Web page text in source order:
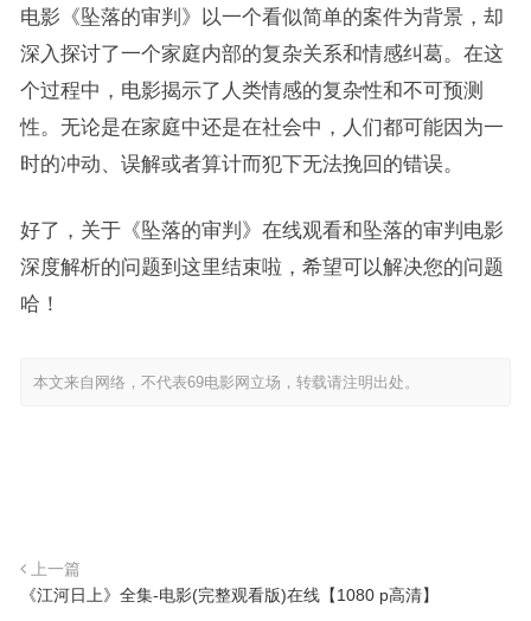
电影《坠落的审判》以一个看似简单的案件为背景，却
深入探讨了一个家庭内部的复杂关系和情感纠葛。在这
个过程中，电影揭示了人类情感的复杂性和不可预测
性。无论是在家庭中还是在社会中，人们都可能因为一
时的冲动、误解或者算计而犯下无法挽回的错误。
好了，关于《坠落的审判》在线观看和坠落的审判电影
深度解析的问题到这里结束啦，希望可以解决您的问题
哈！
本文来自网络，不代表69电影网立场，转载请注明出处。
上一篇
《江河日上》全集-电影(完整观看版)在线【1080 p高清】